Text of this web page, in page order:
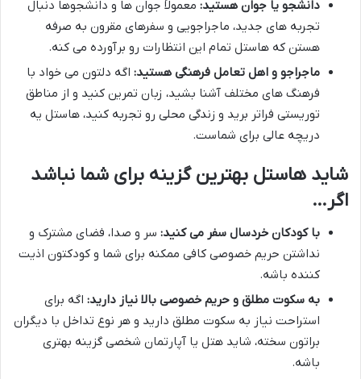
دانشجو یا جوان هستید: معمولاً جوان ها و دانشجوها دنبال
تجربه های جدید، ماجراجویی و سفرهای مقرون به صرفه
هستن که هاستل تمام این انتظارات رو برآورده می کنه.
ماجراجو و اهل تعامل فرهنگی هستید: اگه دلتون می خواد با
فرهنگ های مختلف آشنا بشید، زبان تمرین کنید و از مناطق
توریستی فراتر برید و زندگی محلی رو تجربه کنید، هاستل یه
دریچه عالی برای شماست.
شاید هاستل بهترین گزینه برای شما نباشد
اگر…
با کودکان خردسال سفر می کنید: سر و صدا، فضای مشترک و
نداشتن حریم خصوصی کافی ممکنه برای شما و کودکتون اذیت
کننده باشه.
به سکوت مطلق و حریم خصوصی بالا نیاز دارید: اگه برای
استراحت نیاز به سکوت مطلق دارید و هر نوع تداخل با دیگران
براتون سخته، شاید هتل یا آپارتمان شخصی گزینه بهتری
باشه.